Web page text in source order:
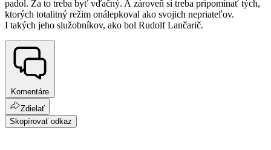
padol. Za to treba byť vďačný. A zároveň si treba pripomínať tých,
ktorých totalitný režim onálepkoval ako svojich nepriateľov.
I takých jeho služobníkov, ako bol Rudolf Lančarič.
Komentáre
Zdielať
Skopírovať odkaz